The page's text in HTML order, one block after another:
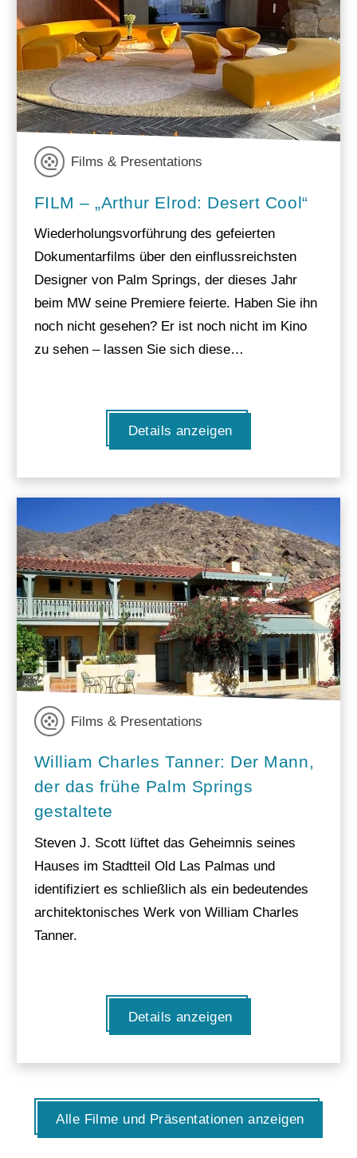
Films & Presentations
FILM – „Arthur Elrod: Desert Cool“
Wiederholungsvorführung des gefeierten
Dokumentarfilms über den einflussreichsten
Designer von Palm Springs, der dieses Jahr
beim MW seine Premiere feierte. Haben Sie ihn
noch nicht gesehen? Er ist noch nicht im Kino
zu sehen – lassen Sie sich diese…
Details anzeigen
Films & Presentations
William Charles Tanner: Der Mann,
der das frühe Palm Springs
gestaltete
Steven J. Scott lüftet das Geheimnis seines
Hauses im Stadtteil Old Las Palmas und
identifiziert es schließlich als ein bedeutendes
architektonisches Werk von William Charles
Tanner.
Details anzeigen
Alle Filme und Präsentationen anzeigen